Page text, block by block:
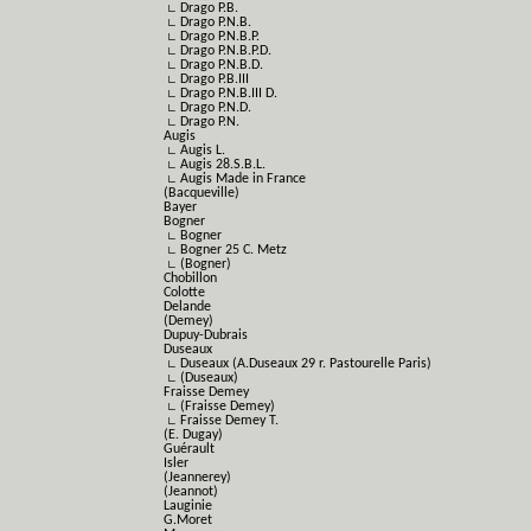
∟ Drago P.B.
∟ Drago P.N.B.
∟ Drago P.N.B.P.
∟ Drago P.N.B.P.D.
∟ Drago P.N.B.D.
∟ Drago P.B.III
∟ Drago P.N.B.III D.
∟ Drago P.N.D.
∟ Drago P.N.
Augis
∟ Augis L.
∟ Augis 28.S.B.L.
∟ Augis Made in France
(Bacqueville)
Bayer
Bogner
∟ Bogner
∟ Bogner 25 C. Metz
∟ (Bogner)
Chobillon
Colotte
Delande
(Demey)
Dupuy-Dubrais
Duseaux
∟ Duseaux (A.Duseaux 29 r. Pastourelle Paris)
∟ (Duseaux)
Fraisse Demey
∟ (Fraisse Demey)
∟ Fraisse Demey T.
(E. Dugay)
Guérault
Isler
(Jeannerey)
(Jeannot)
Lauginie
G.Moret